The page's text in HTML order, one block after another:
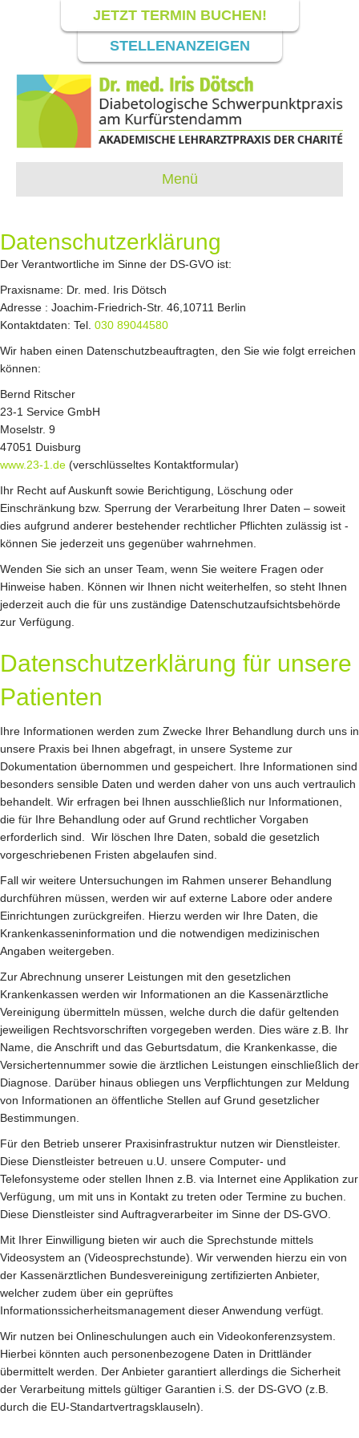
JETZT TERMIN BUCHEN!
STELLENANZEIGEN
Menü
Datenschutzerklärung
Der Verantwortliche im Sinne der DS-GVO ist:
Praxisname: Dr. med. Iris Dötsch
Adresse : Joachim-Friedrich-Str. 46,10711 Berlin
Kontaktdaten: Tel. 030 89044580
Wir haben einen Datenschutzbeauftragten, den Sie wie folgt erreichen
können:
Bernd Ritscher
23-1 Service GmbH
Moselstr. 9
47051 Duisburg
www.23-1.de (verschlüsseltes Kontaktformular)
Ihr Recht auf Auskunft sowie Berichtigung, Löschung oder
Einschränkung bzw. Sperrung der Verarbeitung Ihrer Daten – soweit
dies aufgrund anderer bestehender rechtlicher Pflichten zulässig ist -
können Sie jederzeit uns gegenüber wahrnehmen.
Wenden Sie sich an unser Team, wenn Sie weitere Fragen oder
Hinweise haben. Können wir Ihnen nicht weiterhelfen, so steht Ihnen
jederzeit auch die für uns zuständige Datenschutzaufsichtsbehörde
zur Verfügung.
Datenschutzerklärung für unsere
Patienten
Ihre Informationen werden zum Zwecke Ihrer Behandlung durch uns in
unsere Praxis bei Ihnen abgefragt, in unsere Systeme zur
Dokumentation übernommen und gespeichert. Ihre Informationen sind
besonders sensible Daten und werden daher von uns auch vertraulich
behandelt. Wir erfragen bei Ihnen ausschließlich nur Informationen,
die für Ihre Behandlung oder auf Grund rechtlicher Vorgaben
erforderlich sind. Wir löschen Ihre Daten, sobald die gesetzlich
vorgeschriebenen Fristen abgelaufen sind.
Fall wir weitere Untersuchungen im Rahmen unserer Behandlung
durchführen müssen, werden wir auf externe Labore oder andere
Einrichtungen zurückgreifen. Hierzu werden wir Ihre Daten, die
Krankenkasseninformation und die notwendigen medizinischen
Angaben weitergeben.
Zur Abrechnung unserer Leistungen mit den gesetzlichen
Krankenkassen werden wir Informationen an die Kassenärztliche
Vereinigung übermitteln müssen, welche durch die dafür geltenden
jeweiligen Rechtsvorschriften vorgegeben werden. Dies wäre z.B. Ihr
Name, die Anschrift und das Geburtsdatum, die Krankenkasse, die
Versichertennummer sowie die ärztlichen Leistungen einschließlich der
Diagnose. Darüber hinaus obliegen uns Verpflichtungen zur Meldung
von Informationen an öffentliche Stellen auf Grund gesetzlicher
Bestimmungen.
Für den Betrieb unserer Praxisinfrastruktur nutzen wir Dienstleister.
Diese Dienstleister betreuen u.U. unsere Computer- und
Telefonsysteme oder stellen Ihnen z.B. via Internet eine Applikation zur
Verfügung, um mit uns in Kontakt zu treten oder Termine zu buchen.
Diese Dienstleister sind Auftragverarbeiter im Sinne der DS-GVO.
Mit Ihrer Einwilligung bieten wir auch die Sprechstunde mittels
Videosystem an (Videosprechstunde). Wir verwenden hierzu ein von
der Kassenärztlichen Bundesvereinigung zertifizierten Anbieter,
welcher zudem über ein geprüftes
Informationssicherheitsmanagement dieser Anwendung verfügt.
Wir nutzen bei Onlineschulungen auch ein Videokonferenzsystem.
Hierbei könnten auch personenbezogene Daten in Drittländer
übermittelt werden. Der Anbieter garantiert allerdings die Sicherheit
der Verarbeitung mittels gültiger Garantien i.S. der DS-GVO (z.B.
durch die EU-Standartvertragsklauseln).